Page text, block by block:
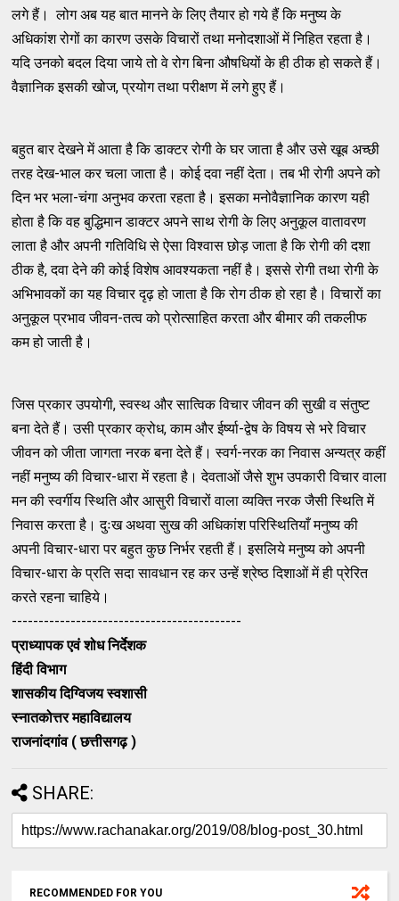
लगे हैं। लोग अब यह बात मानने के लिए तैयार हो गये हैं कि मनुष्य के
अधिकांश रोगों का कारण उसके विचारों तथा मनोदशाओं में निहित रहता है।
यदि उनको बदल दिया जाये तो वे रोग बिना औषधियों के ही ठीक हो सकते हैं।
वैज्ञानिक इसकी खोज, प्रयोग तथा परीक्षण में लगे हुए हैं।
बहुत बार देखने में आता है कि डाक्टर रोगी के घर जाता है और उसे खूब अच्छी
तरह देख-भाल कर चला जाता है। कोई दवा नहीं देता। तब भी रोगी अपने को
दिन भर भला-चंगा अनुभव करता रहता है। इसका मनोवैज्ञानिक कारण यही
होता है कि वह बुद्धिमान डाक्टर अपने साथ रोगी के लिए अनुकूल वातावरण
लाता है और अपनी गतिविधि से ऐसा विश्वास छोड़ जाता है कि रोगी की दशा
ठीक है, दवा देने की कोई विशेष आवश्यकता नहीं है। इससे रोगी तथा रोगी के
अभिभावकों का यह विचार दृढ़ हो जाता है कि रोग ठीक हो रहा है। विचारों का
अनुकूल प्रभाव जीवन-तत्व को प्रोत्साहित करता और बीमार की तकलीफ
कम हो जाती है।
जिस प्रकार उपयोगी, स्वस्थ और सात्विक विचार जीवन की सुखी व संतुष्ट
बना देते हैं। उसी प्रकार क्रोध, काम और ईर्ष्या-द्वेष के विषय से भरे विचार
जीवन को जीता जागता नरक बना देते हैं। स्वर्ग-नरक का निवास अन्यत्र कहीं
नहीं मनुष्य की विचार-धारा में रहता है। देवताओं जैसे शुभ उपकारी विचार वाला
मन की स्वर्गीय स्थिति और आसुरी विचारों वाला व्यक्ति नरक जैसी स्थिति में
निवास करता है। दुःख अथवा सुख की अधिकांश परिस्थितियाँ मनुष्य की
अपनी विचार-धारा पर बहुत कुछ निर्भर रहती हैं। इसलिये मनुष्य को अपनी
विचार-धारा के प्रति सदा सावधान रह कर उन्हें श्रेष्ठ दिशाओं में ही प्रेरित
करते रहना चाहिये।
-------------------------------------------
प्राध्यापक एवं शोध निर्देशक
हिंदी विभाग
शासकीय दिग्विजय स्वशासी
स्नातकोत्तर महाविद्यालय
राजनांदगांव ( छत्तीसगढ़ )
SHARE:
RECOMMENDED FOR YOU